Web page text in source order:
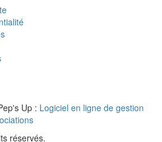
Up : Logiciel en ligne de gestion
réservés.